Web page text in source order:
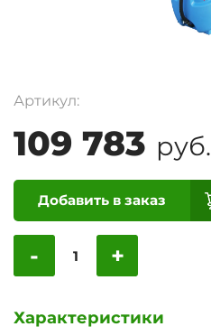
Артикул:
109 783 руб.
Добавить в заказ
- +
Характеристики